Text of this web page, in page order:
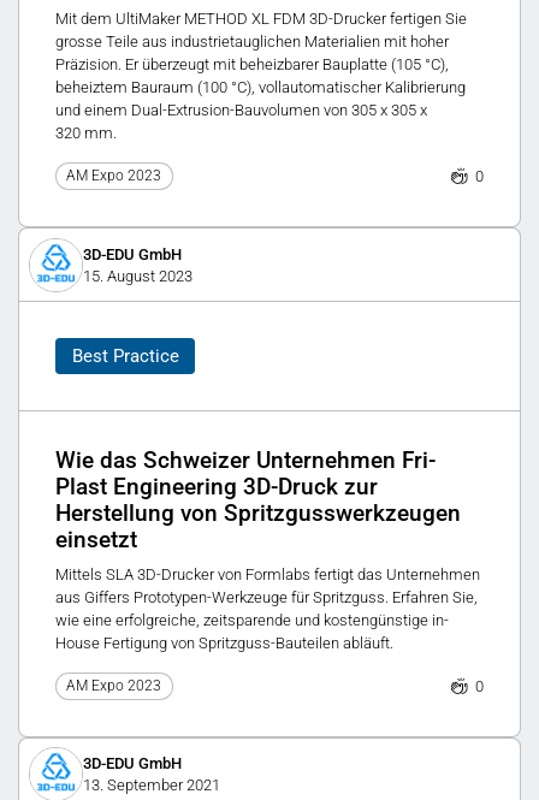
Mit dem UltiMaker METHOD XL FDM 3D-Drucker fertigen Sie
grosse Teile aus industrietauglichen Materialien mit hoher
Präzision. Er überzeugt mit beheizbarer Bauplatte (105 °C),
beheiztem Bauraum (100 °C), vollautomatischer Kalibrierung
und einem Dual-Extrusion-Bauvolumen von 305 x 305 x
320 mm.
AM Expo 2023 0
3D-EDU GmbH
15. August 2023
Best Practice
Wie das Schweizer Unternehmen Fri-
Plast Engineering 3D-Druck zur
Herstellung von Spritzgusswerkzeugen
einsetzt
Mittels SLA 3D-Drucker von Formlabs fertigt das Unternehmen
aus Giffers Prototypen-Werkzeuge für Spritzguss. Erfahren Sie,
wie eine erfolgreiche, zeitsparende und kostengünstige in-
House Fertigung von Spritzguss-Bauteilen abläuft.
AM Expo 2023 0
3D-EDU GmbH
13. September 2021